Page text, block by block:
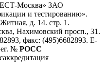
Москва» ЗАО
и тестированию».
д. 14. стр. 1.
Нахимовский просп., 31.
факс: (495)6682893. E-
№ РОСС